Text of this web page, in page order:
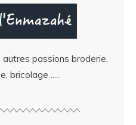
passions broderie,
bricolage .....